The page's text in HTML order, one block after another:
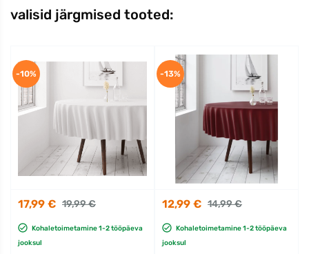
valisid järgmised tooted:
17,99 € 19,99 €
Kohaletoimetamine 1-2 tööpäeva
jooksul
-10%
12,99 € 14,99 €
Kohaletoimetamine 1-2 tööpäeva
jooksul
-13%